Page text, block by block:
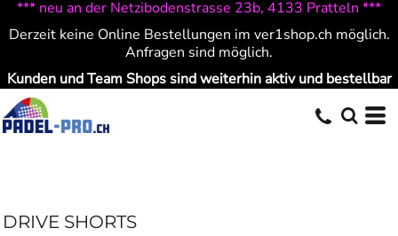
*** neu an der Netzibodenstrasse 23b, 4133 Pratteln ***
Derzeit keine Online Bestellungen im ver1shop.ch möglich.
Anfragen sind möglich.
Kunden und Team Shops sind weiterhin aktiv und bestellbar
DRIVE SHORTS